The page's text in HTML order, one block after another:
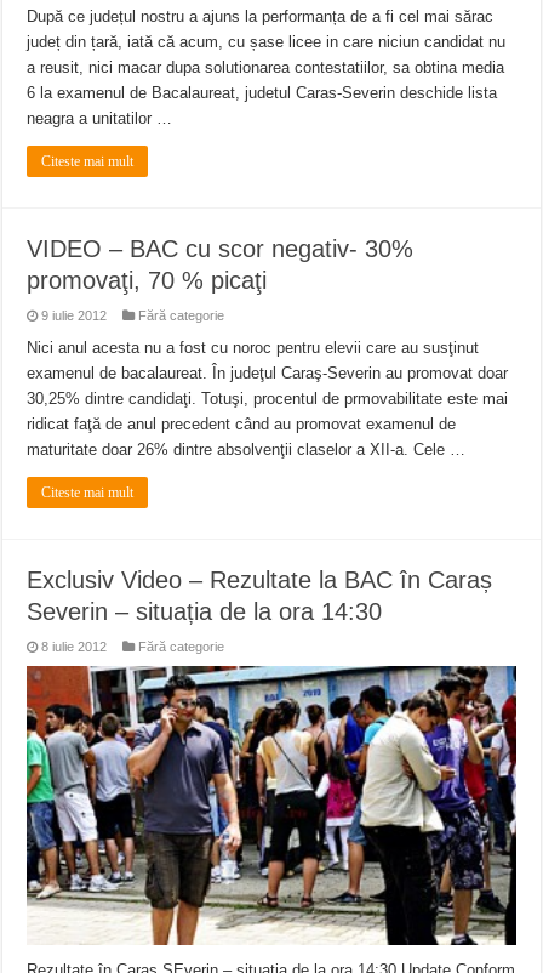
După ce județul nostru a ajuns la performanța de a fi cel mai sărac
județ din țară, iată că acum, cu șase licee in care niciun candidat nu
a reusit, nici macar dupa solutionarea contestatiilor, sa obtina media
6 la examenul de Bacalaureat, judetul Caras-Severin deschide lista
neagra a unitatilor …
Citeste mai mult
VIDEO – BAC cu scor negativ- 30%
promovaţi, 70 % picaţi
9 iulie 2012 Fără categorie
Nici anul acesta nu a fost cu noroc pentru elevii care au susţinut
examenul de bacalaureat. În judeţul Caraş-Severin au promovat doar
30,25% dintre candidaţi. Totuşi, procentul de prmovabilitate este mai
ridicat faţă de anul precedent când au promovat examenul de
maturitate doar 26% dintre absolvenţii claselor a XII-a. Cele …
Citeste mai mult
Exclusiv Video – Rezultate la BAC în Caraș
Severin – situația de la ora 14:30
8 iulie 2012 Fără categorie